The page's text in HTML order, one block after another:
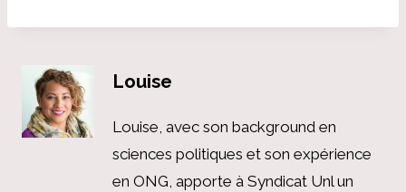
Louise
Louise, avec son background en
sciences politiques et son expérience
en ONG, apporte à Syndicat Unl un